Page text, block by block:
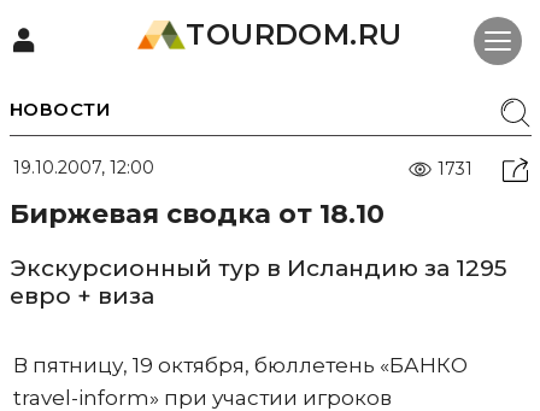
TOURDOM.RU
НОВОСТИ
19.10.2007, 12:00 1731
Биржевая сводка от 18.10
Экскурсионный тур в Исландию за 1295
евро + виза
В пятницу, 19 октября, бюллетень «БАНКО
travel-inform» при участии игроков